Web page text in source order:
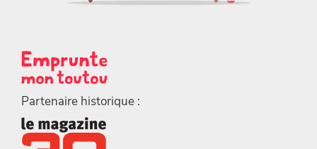
Partenaire historique :